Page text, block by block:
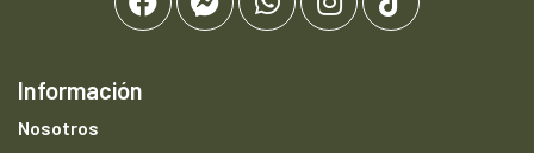
Información
Nosotros